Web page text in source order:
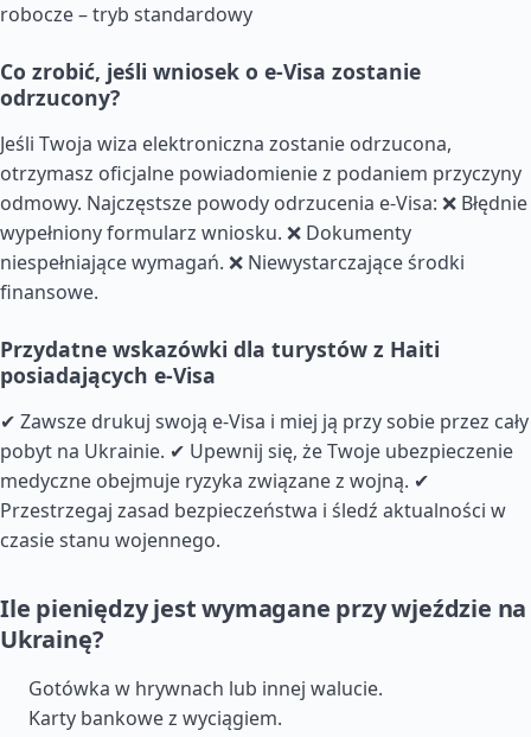
robocze – tryb standardowy
Co zrobić, jeśli wniosek o e-Visa zostanie
odrzucony?
Jeśli Twoja wiza elektroniczna zostanie odrzucona,
otrzymasz oficjalne powiadomienie z podaniem przyczyny
odmowy. Najczęstsze powody odrzucenia e-Visa: ❌ Błędnie
wypełniony formularz wniosku. ❌ Dokumenty
niespełniające wymagań. ❌ Niewystarczające środki
finansowe.
Przydatne wskazówki dla turystów z Haiti
posiadających e-Visa
✔ Zawsze drukuj swoją e-Visa i miej ją przy sobie przez cały
pobyt na Ukrainie. ✔ Upewnij się, że Twoje ubezpieczenie
medyczne obejmuje ryzyka związane z wojną. ✔
Przestrzegaj zasad bezpieczeństwa i śledź aktualności w
czasie stanu wojennego.
Ile pieniędzy jest wymagane przy wjeździe na
Ukrainę?
Gotówka w hrywnach lub innej walucie.
Karty bankowe z wyciągiem.